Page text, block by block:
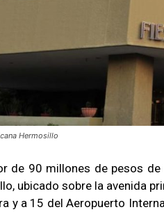
Hermosillo
de 90 millones de pesos
ubicado sobre la avenida
y a 15 del Aeropuerto